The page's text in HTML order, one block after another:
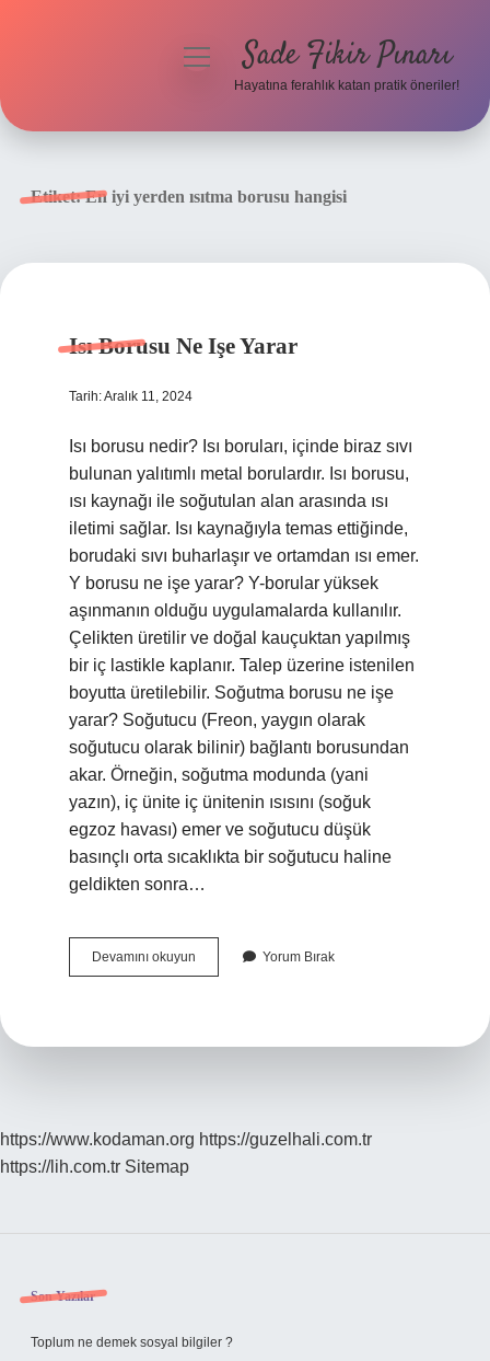
menüyüSade Fikir Pınarı
Hayatına ferahlık katan pratik öneriler!
Etiket:En iyi yerden ısıtma borusu hangisi
Isı Borusu Ne Işe Yarar
Tarih: Aralık 11, 2024
Isı borusu nedir? Isı boruları, içinde biraz sıvı
bulunan yalıtımlı metal borulardır. Isı borusu,
ısı kaynağı ile soğutulan alan arasında ısı
iletimi sağlar. Isı kaynağıyla temas ettiğinde,
borudaki sıvı buharlaşır ve ortamdan ısı emer.
Y borusu ne işe yarar? Y-borular yüksek
aşınmanın olduğu uygulamalarda kullanılır.
Çelikten üretilir ve doğal kauçuktan yapılmış
bir iç lastikle kaplanır. Talep üzerine istenilen
boyutta üretilebilir. Soğutma borusu ne işe
yarar? Soğutucu (Freon, yaygın olarak
soğutucu olarak bilinir) bağlantı borusundan
akar. Örneğin, soğutma modunda (yani
yazın), iç ünite iç ünitenin ısısını (soğuk
egzoz havası) emer ve soğutucu düşük
basınçlı orta sıcaklıkta bir soğutucu haline
geldikten sonra…
Devamını okuyun
Borusu
Yorum Bırak
https://www.kodaman.org https://guzelhali.com.tr
https://lih.com.tr Sitemap
Sidebar
Son Yazılar
Toplum ne demek sosyal bilgiler ?